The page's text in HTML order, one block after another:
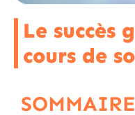
Le succès
cours de
SOMMAIRE